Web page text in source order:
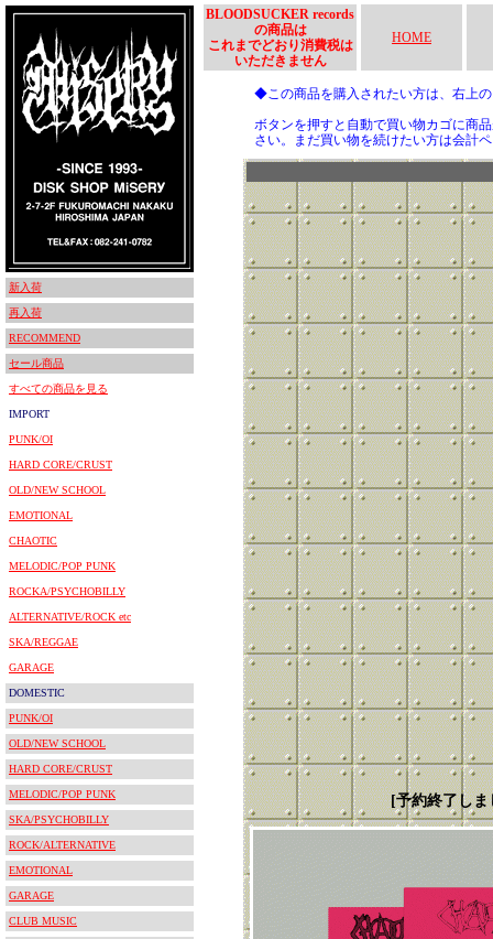
新入荷
再入荷
RECOMMEND
セール商品
すべての商品を見る
IMPORT
PUNK/OI
HARD CORE/CRUST
OLD/NEW SCHOOL
EMOTIONAL
CHAOTIC
MELODIC/POP PUNK
ROCKA/PSYCHOBILLY
ALTERNATIVE/ROCK etc
SKA/REGGAE
GARAGE
DOMESTIC
PUNK/OI
OLD/NEW SCHOOL
HARD CORE/CRUST
MELODIC/POP PUNK
SKA/PSYCHOBILLY
ROCK/ALTERNATIVE
EMOTIONAL
GARAGE
CLUB MUSIC
BLOODSUCKER records
の商品は
これまでどおり消費税は
いただきません
HOME
◆この商品を購入されたい方は、右上
ボタンを押すと自動で買い物カゴに商
さい。まだ買い物を続けたい方は会計
[予約終了し